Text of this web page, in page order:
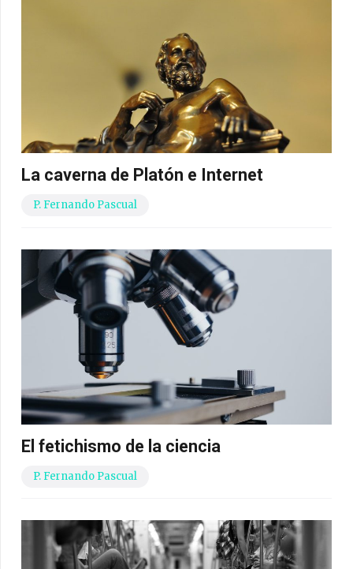
La caverna de Platón e Internet
P. Fernando Pascual
El fetichismo de la ciencia
P. Fernando Pascual